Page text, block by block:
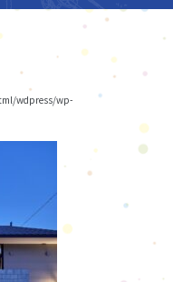
wdpress/wp-